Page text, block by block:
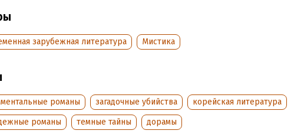
в руки Баэля попадает легендарная скрипка Аврора, которая считалась
в течение тридцати лет, и, по легенде, каждый, кто сыграет на ней,
Настолько ли Баэль гениален, чтобы сыграть на белой скрипке и выжить?
на гибель оракулом?
ведут к таинственному Ледяному лесу…
информация
зарубежная литература Мистика
романы загадочные убийства
корейская литература
романы
темные тайны дорамы